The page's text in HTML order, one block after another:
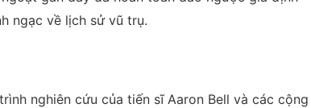
ngạc về lịch sử vũ trụ.
nghiên cứu của tiến sĩ Aaron Bell và các cộng